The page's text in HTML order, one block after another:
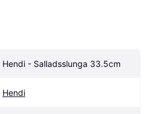
Hendi - Salladsslunga 33.5cm
Hendi